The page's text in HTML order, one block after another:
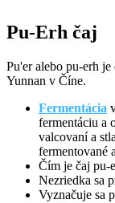
Pu-Erh čaj
Pu'er alebo pu-erh
Yunnan v Číne.
Fermentácia
fermentáciu a
valcovaní a
fermentované
Čím je čaj pu-
Nezriedka sa
Vyznačuje sa